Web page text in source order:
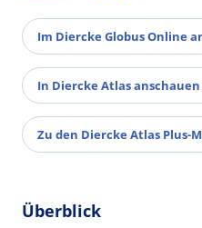
Im Diercke Globus Online
In Diercke Atlas anschauen
Zu den Diercke Atlas Plus-
Überblick